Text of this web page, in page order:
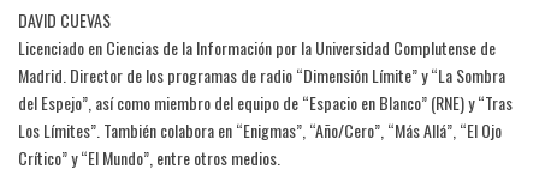
DAVID CUEVAS
Licenciado en Ciencias de la Información por la Universidad Complutense de
Madrid. Director de los programas de radio “Dimensión Límite” y “La Sombra
del Espejo”, así como miembro del equipo de “Espacio en Blanco” (RNE) y “Tras
Los Límites”. También colabora en “Enigmas”, “Año/Cero”, “Más Allá”, “El Ojo
Crítico” y “El Mundo”, entre otros medios.